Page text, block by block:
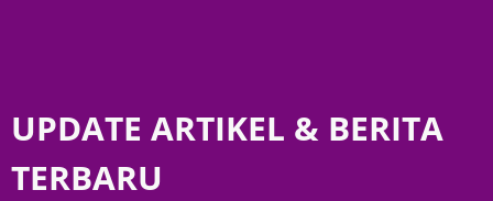
UPDATE ARTIKEL & BERITA
TERBARU